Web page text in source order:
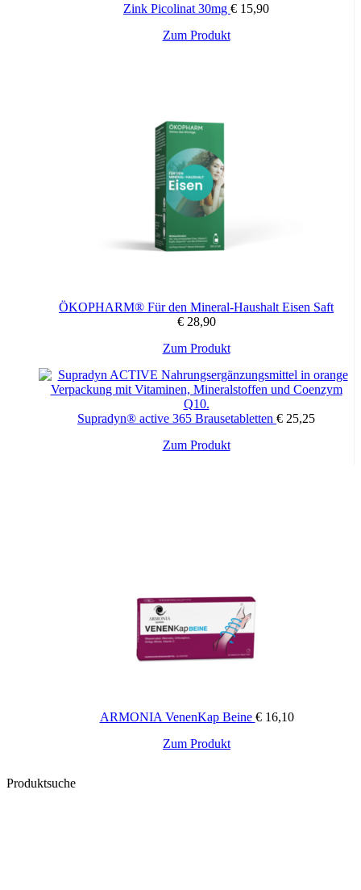
Zink Picolinat 30mg € 15,90
Zum Produkt
ÖKOPHARM® Für den Mineral-Haushalt Eisen Saft
€28,90
Zum Produkt
Supradyn® active 365 Brausetabletten € 25,25
Zum Produkt
ARMONIA VenenKap Beine €16,10
Zum Produkt
Produktsuche